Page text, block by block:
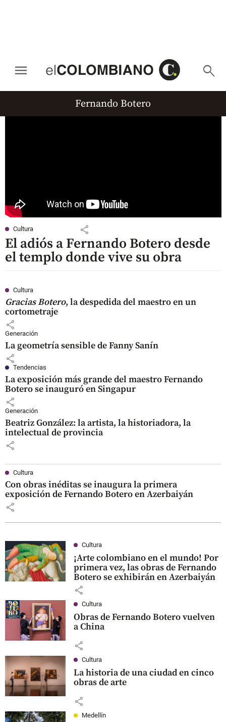
search
menu
Fernando Botero
Cultura share
El adiós a Fernando Botero desde
el templo donde vive su obra
Cultura
Gracias Botero, la despedida del maestro en un
cortometraje
share
Generación
La geometría sensible de Fanny Sanín
share
Tendencias
La exposición más grande del maestro Fernando
Botero se inauguró en Singapur
share
Generación
Beatriz González: la artista, la historiadora, la
intelectual de provincia
share
Cultura
Con obras inéditas se inaugura la primera
exposición de Fernando Botero en Azerbaiyán
share
Cultura
¡Arte colombiano en el mundo! Por
primera vez, las obras de Fernando
Botero se exhibirán en Azerbaiyán
share
Cultura
Obras de Fernando Botero vuelven
a China
share
Cultura
La historia de una ciudad en cinco
obras de arte
share
Medellín